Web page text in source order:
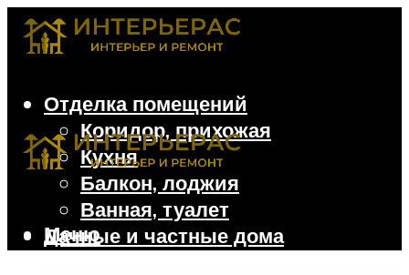
Отделка помещений
Коридор, прихожая
Кухня
Балкон, лоджия
Ванная, туалет
Дачные и частные дома
Меню